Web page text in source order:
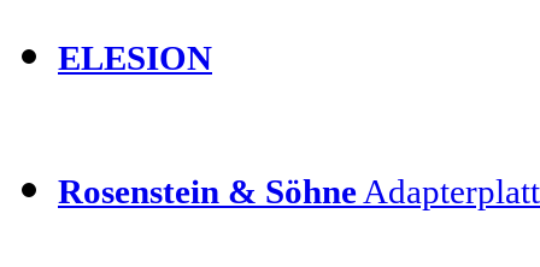
ELESION
Rosenstein & Söhne